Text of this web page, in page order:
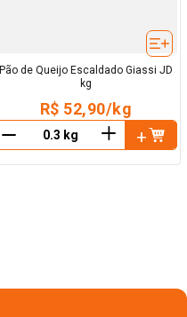
Pão de Queijo Escaldado Giassi JD
kg
R$ 52,90/kg
＋